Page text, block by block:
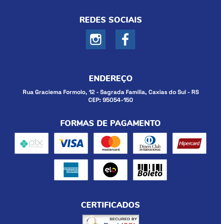
REDES SOCIAIS
ENDEREÇO
Rua Graciema Formolo, 12-Sagrada Família, Caxias do Sul-RS
CEP: 95054-150
FORMAS DE PAGAMENTO
CERTIFICADOS